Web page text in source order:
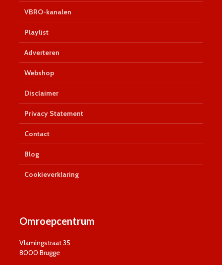
VBRO-kanalen
Playlist
Adverteren
Webshop
Disclaimer
Privacy Statement
Contact
Blog
Cookieverklaring
Omroepcentrum
Vlamingstraat 35
8000 Brugge